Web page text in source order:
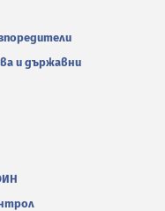
и държавни